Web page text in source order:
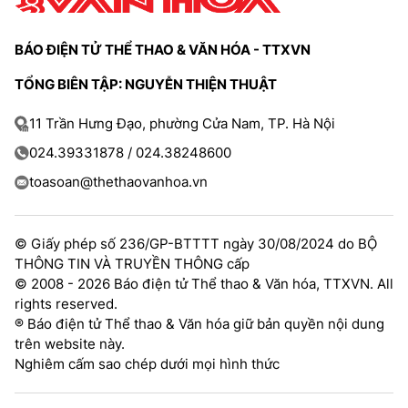
TRA CỨU PHƯỜNG XÃ
CỐNG HIẾN
BÙI XUÂN PHÁI
TIỆN ÍCH
LIÊN HỆ QUẢNG CÁO
Điện thoại: 024.38254756
MẠNG XÃ HỘI
BÁO ĐIỆN TỬ THỂ THAO & VĂN HÓA - TTXVN
TỔNG BIÊN TẬP: NGUYỄN THIỆN THUẬT
11 Trần Hưng Đạo, phường Cửa Nam, TP. Hà Nội
024.39331878 / 024.38248600
toasoan@thethaovanhoa.vn
© Giấy phép số 236/GP-BTTTT ngày 30/08/2024 do BỘ
THÔNG TIN VÀ TRUYỀN THÔNG cấp
© 2008 - 2026 Báo điện tử Thể thao & Văn hóa, TTXVN. All
rights reserved.
® Báo điện tử Thể thao & Văn hóa giữ bản quyền nội dung
trên website này.
Nghiêm cấm sao chép dưới mọi hình thức